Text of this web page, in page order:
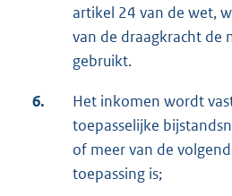
artikel 24 van de wet,
van de draagkracht de
gebruikt.
6.
Het inkomen wordt
toepasselijke
of meer van de
toepassing is;